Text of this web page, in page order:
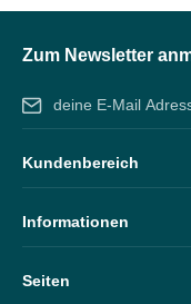
Zum Newsletter
E-Mail-Adresse*
und dieAGBgelesen
Kundenbereich
Informationen
Seiten